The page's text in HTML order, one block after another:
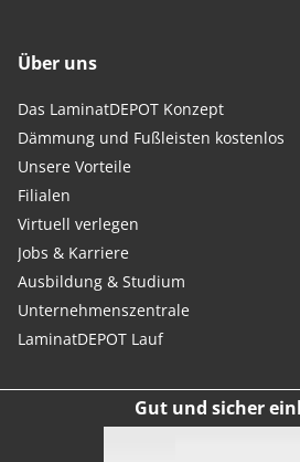
Über uns
Das LaminatDEPOT Konzept
Dämmung und Fußleisten kostenlos
Unsere Vorteile
Filialen
Virtuell verlegen
Jobs & Karriere
Ausbildung & Studium
Unternehmenszentrale
LaminatDEPOT Lauf
Gut und sicher